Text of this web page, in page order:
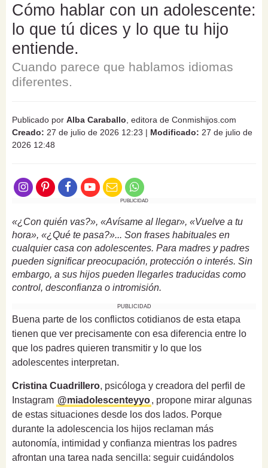
Cómo hablar con un adolescente:
lo que tú dices y lo que tu hijo
entiende.
Cuando parece que hablamos idiomas
diferentes.
Publicado por Alba Caraballo , editora de Conmishijos.com
Creado: 27 de julio de 2026 12:23 | Modificado: 27 de julio de
2026 12:48
PUBLICIDAD
«¿Con quién vas?», «Avísame al llegar», «Vuelve a tu
hora», «¿Qué te pasa?»... Son frases habituales en
cualquier casa con adolescentes. Para madres y padres
pueden significar preocupación, protección o interés. Sin
embargo, a sus hijos pueden llegarles traducidas como
control, desconfianza o intromisión.
PUBLICIDAD
Buena parte de los conflictos cotidianos de esta etapa
tienen que ver precisamente con esa diferencia entre lo
que los padres quieren transmitir y lo que los
adolescentes interpretan.
Cristina Cuadrillero, psicóloga y creadora del perfil de
Instagram @miadolescenteyyo, propone mirar algunas
de estas situaciones desde los dos lados. Porque
durante la adolescencia los hijos reclaman más
autonomía, intimidad y confianza mientras los padres
afrontan una tarea nada sencilla: seguir cuidándolos